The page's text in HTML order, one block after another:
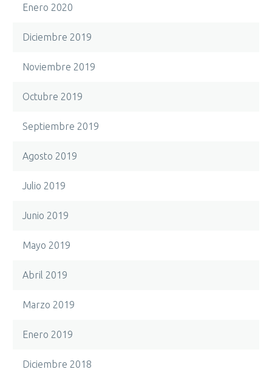
Enero 2020
Diciembre 2019
Noviembre 2019
Octubre 2019
Septiembre 2019
Agosto 2019
Julio 2019
Junio 2019
Mayo 2019
Abril 2019
Marzo 2019
Enero 2019
Diciembre 2018